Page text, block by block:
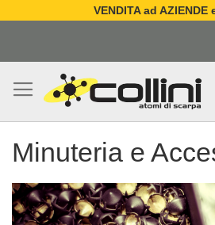
VENDITA ad AZIENDE
Minuteria e